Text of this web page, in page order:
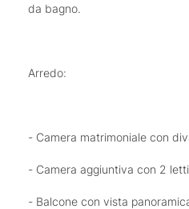
da bagno.
Arredo:
- Camera matrimoniale con
- Camera aggiuntiva con 2
- Balcone con vista